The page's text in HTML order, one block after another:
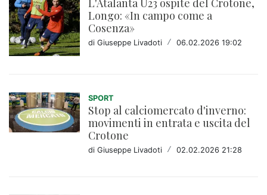
Longo: «In campo come a
Cosenza»
di Giuseppe Livadoti / 06.02.2026 19:02
SPORT
Stop al calciomercato d'inverno:
movimenti in entrata e uscita del
Crotone
di Giuseppe Livadoti / 02.02.2026 21:28